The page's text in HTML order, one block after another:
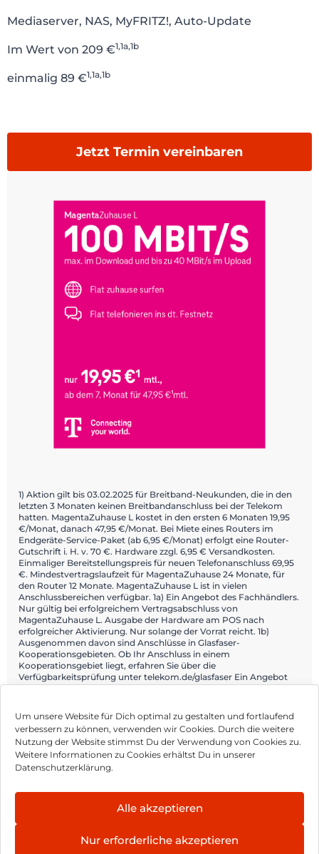
Um unsere Website für Dich optimal zu gestalten und fortlaufend
verbessern zu können, verwenden wir Cookies. Durch die weitere
Nutzung der Website stimmst Du der Verwendung von Cookies zu.
Weitere Informationen zu Cookies erhältst Du in unserer
Datenschutzerklärung.
Alle akzeptieren
Nur erforderliche akzeptieren
Mediaserver, NAS, MyFRITZ!, Auto-Update
Im Wert von 209 €1,1a,1b
einmalig 89 €1,1a,1b
Jetzt Termin vereinbaren
1) Aktion gilt bis 03.02.2025 für Breitband-Neukunden, die in den
letzten 3 Monaten keinen Breitbandanschluss bei der Telekom
hatten. MagentaZuhause L kostet in den ersten 6 Monaten 19,95
€/Monat, danach 47,95 €/Monat. Bei Miete eines Routers im
Endgeräte-Service-Paket (ab 6,95 €/Monat) erfolgt eine Router-
Gutschrift i. H. v. 70 €. Hardware zzgl. 6,95 € Versandkosten.
Einmaliger Bereitstellungspreis für neuen Telefonanschluss 69,95
€. Mindestvertragslaufzeit für MagentaZuhause 24 Monate, für
den Router 12 Monate. MagentaZuhause L ist in vielen
Anschlussbereichen verfügbar. 1a) Ein Angebot des Fachhändlers.
Nur gültig bei erfolgreichem Vertragsabschluss von
MagentaZuhause L. Ausgabe der Hardware am POS nach
erfolgreicher Aktivierung. Nur solange der Vorrat reicht. 1b)
Ausgenommen davon sind Anschlüsse in Glasfaser-
Kooperationsgebieten. Ob Ihr Anschluss in einem
Kooperationsgebiet liegt, erfahren Sie über die
Verfügbarkeitsprüfung unter telekom.de/glasfaser Ein Angebot
von: Telekom Deutschland GmbH, Landgrabenweg 151, 53227
Impressum